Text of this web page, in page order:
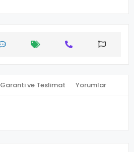
Garanti ve Teslimat Yorumlar